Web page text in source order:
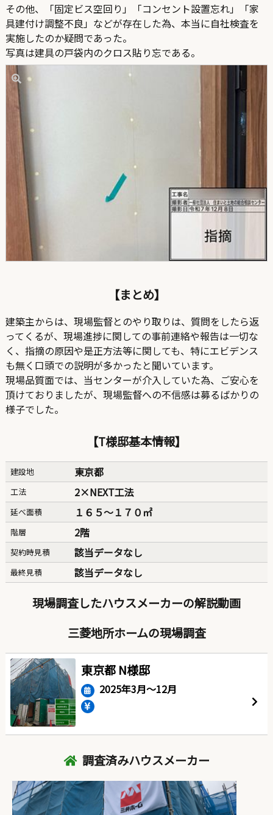
その他、「固定ビス空回り」「コンセント設置忘れ」「家
具建付け調整不良」などが存在した為、本当に自社検査を
実施したのか疑問であった。
写真は建具の戸袋内のクロス貼り忘である。
【まとめ】
建築主からは、現場監督とのやり取りは、質問をしたら返
ってくるが、現場進捗に関しての事前連絡や報告は一切な
く、指摘の原因や是正方法等に関しても、特にエビデンス
も無く口頭での説明が多かったと聞いています。
現場品質面では、当センターが介入していた為、ご安心を
頂けておりましたが、現場監督への不信感は募るばかりの
様子でした。
【T様邸基本情報】
建設地 東京都
工法 2×NEXT工法
延べ面積 １６５〜１７０㎡
階層 2階
契約時見積 該当データなし
最終見積 該当データなし
現場調査したハウスメーカーの解説動画
三菱地所ホームの現場調査
東京都 N様邸
2025年3月〜12月
調査済みハウスメーカー